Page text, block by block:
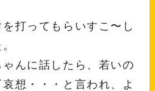
打ってもらいすこ〜し
ゃんに話したら、若いの
想・・・と言われ、よ